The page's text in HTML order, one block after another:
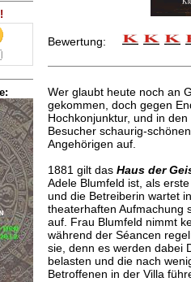
Bewertung:
Wer glaubt heute noch an
gekommen, doch gegen
Hochkonjunktur, und in
Besucher schaurig-
Angehörigen auf.
1881 gilt das Haus der
Adele Blumfeld ist, als
und die Betreiberin wartet
theaterhaften Aufmachung
auf. Frau Blumfeld nimmt
während der Séancen
sie, denn es werden dabei
belasten und die nach
Betroffenen in der Villa